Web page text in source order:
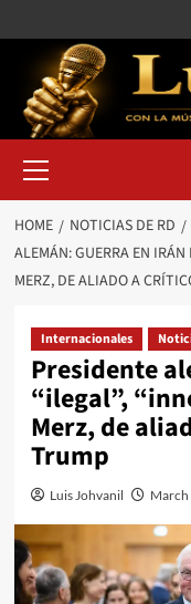
HOME NOTICIAS DE RD
ALEMÁN: GUERRA EN IRÁN
MERZ, DE ALIADO A
Internacionales
Presidente
“ilegal”,
Merz, de
Trump
Luis Johvanil March